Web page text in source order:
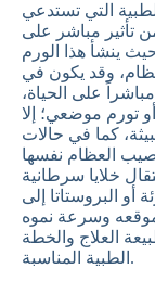
التي تستدعي
تأثير مباشر على
ينشأ هذا الورم
وقد يكون في
على الحياة،
تورم موضعي؛ إلا
كما في حالات
العظام نفسها
خلايا سرطانية
البروستاتا إلى
وسرعة نموه
العلاج والخطة
الطبية المناسبة.